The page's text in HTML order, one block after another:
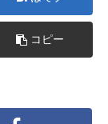
コピー